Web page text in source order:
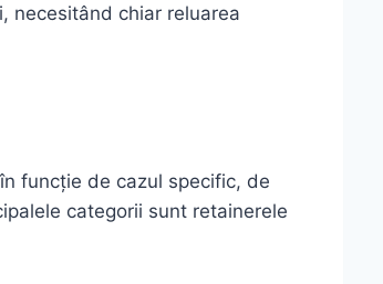
necesitând chiar reluarea
funcție de cazul specific, de
categorii sunt retainerele